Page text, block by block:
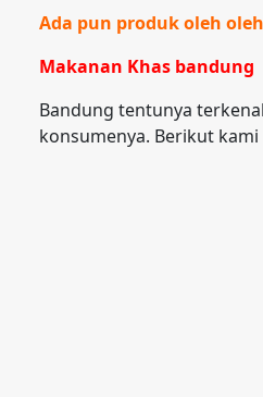
Ada pun produk oleh
Makanan Khas bandung
Bandung tentunya
konsumenya. Berikut